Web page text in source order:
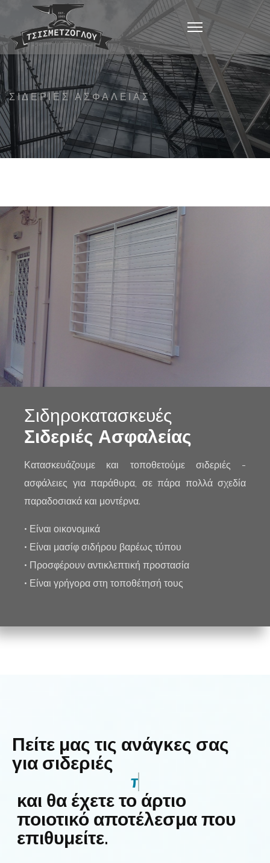
ΣΙΔΕΡΙΈΣ ΑΣΦΑΛΕΊΑΣ
Σιδηροκατασκευές
Σιδεριές Ασφαλείας
Κατασκευάζουμε και τοποθετούμε σιδεριές -
ασφάλειες για παράθυρα, σε πάρα πολλά σχεδία
παραδοσιακά και μοντέρνα.
• Είναι οικονομικά
• Είναι μασίφ σιδήρου βαρέως τύπου
• Προσφέρουν αντικλεπτική προστασία
• Είναι γρήγορα στη τοποθέτησή τους
Πείτε μας τις ανάγκες σας
για σιδεριές
μπαλκονιού
και θα έχετε το άρτιο
ποιοτικό αποτέλεσμα που
επιθυμείτε.